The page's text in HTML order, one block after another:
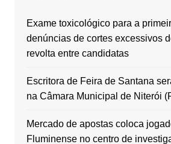
Exame toxicológico para a
denúncias de cortes excessivos
revolta entre candidatas
Escritora de Feira de Santana
na Câmara Municipal de Niterói
Mercado de apostas coloca
Fluminense no centro de